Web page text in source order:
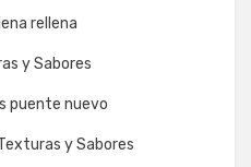
rellena
y Sabores
puente nuevo
y Sabores